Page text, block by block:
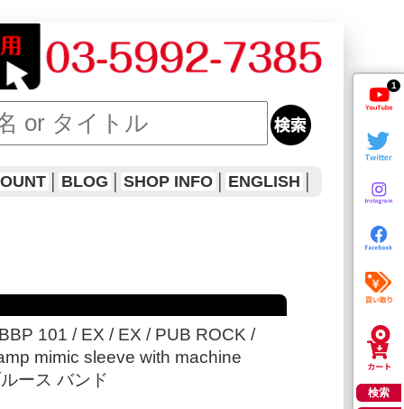
1
検索
BLOG SHOP INFO ENGLISH
101 / EX / EX / PUB ROCK /
mimic sleeve with machine
ース バンド